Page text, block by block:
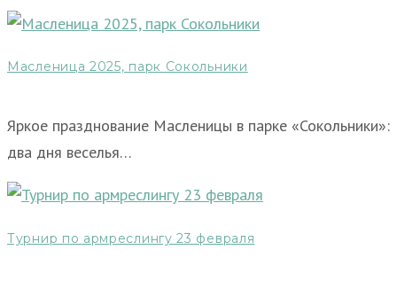
Масленица 2025, парк Сокольники
Яркое празднование Масленицы в парке «Сокольники»:
два дня веселья…
Турнир по армреслингу 23 февраля